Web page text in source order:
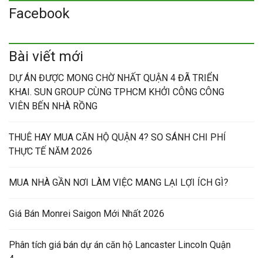
Facebook
Bài viết mới
DỰ ÁN ĐƯỢC MONG CHỜ NHẤT QUẬN 4 ĐÃ TRIỂN
KHAI. SUN GROUP CÙNG TPHCM KHỞI CÔNG CÔNG
VIÊN BẾN NHÀ RỒNG
THUÊ HAY MUA CĂN HỘ QUẬN 4? SO SÁNH CHI PHÍ
THỰC TẾ NĂM 2026
MUA NHÀ GẦN NƠI LÀM VIỆC MANG LẠI LỢI ÍCH GÌ?
Giá Bán Monrei Saigon Mới Nhất 2026
Phân tích giá bán dự án căn hộ Lancaster Lincoln Quận